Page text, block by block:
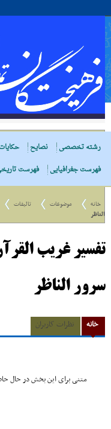
رشته تخصصی
نصایح حکایات
فهرست جغرافیایی
فهرست
خانه موضوعات تالیفات
الناظر
تفسیر غریب
سرور الناظر
خانه نظرات کاربران
متنی برای این بخش در حال